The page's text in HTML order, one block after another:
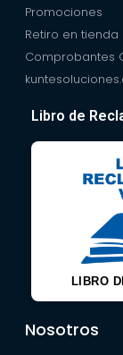
Promociones
Retiro en tienda
Comprobantes
Libro de
LIBRO
Nosotros